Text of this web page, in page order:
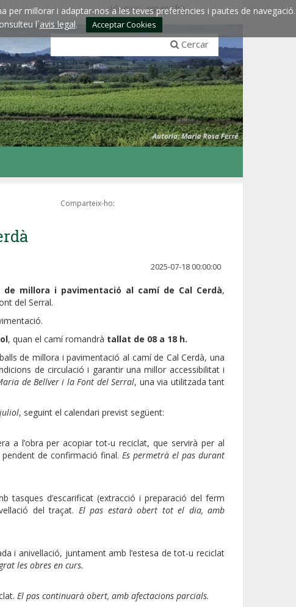
millorar i adaptar-nos a les teves preferències i pautes de navegació.
l´avis legal. Acceptar Cookies
Idiomes:esp engfra
Cercar
Comparteix-ho:
2025-07-18 00:00:00
de millora i pavimentació al camí de Cal Cerdà,
del Serral.
, quan el camí romandrà tallat de 08 a 18 h.
de millora i pavimentació al camí de Cal Cerdà, una
de circulació i garantir una millor accessibilitat i
de Bellver i la Font del Serral, una via utilitzada tant
, seguint el calendari previst següent:
a l’obra per acopiar tot-u reciclat, que servirà per al
de confirmació final.Es permetrà el pas durant
tasques d’escarificat (extracció i preparació del ferm
del traçat. El pas estarà obert tot el dia, amb
i anivellació, juntament amb l’estesa de tot-u reciclat
les obres en curs.
El pas continuarà obert, amb afectacions parcials.